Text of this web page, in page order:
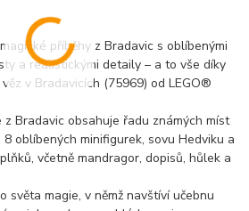
příběhy z Bradavic s oblíbenými
a realistickými detaily – a to vše díky
v Bradavicích (75969) od LEGO®
Bradavic obsahuje řadu známých míst
oblíbených minifigurek, sovu Hedviku a
včetně mandragor, dopisů, hůlek a
světa magie, v němž navštíví učebnu